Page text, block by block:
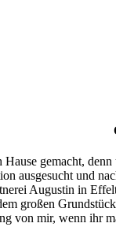
gemacht,
ausgesucht und
Augustin in
großen
von mir, wenn ihr